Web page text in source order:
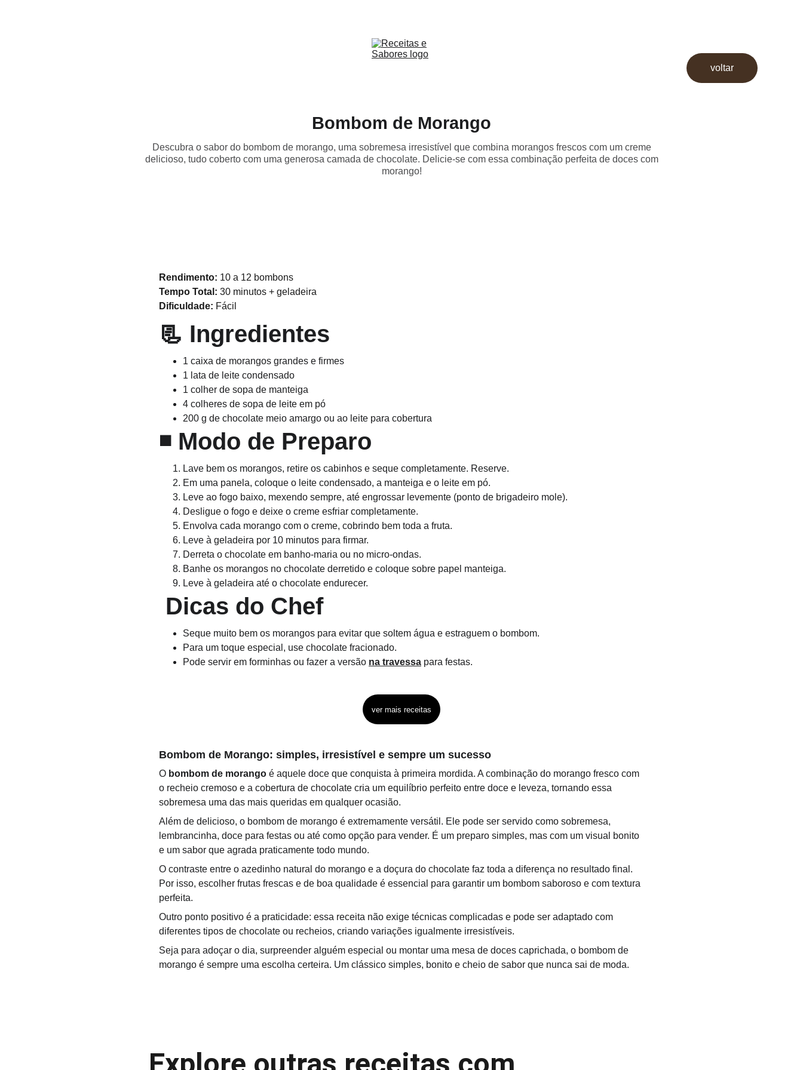
voltar
Bombom de Morango
Descubra o sabor do bombom de morango, uma sobremesa irresistível que combina morangos frescos com um creme
delicioso, tudo coberto com uma generosa camada de chocolate. Delicie-se com essa combinação perfeita de doces com
morango!
Rendimento: 10 a 12 bombons
Tempo Total: 30 minutos + geladeira
Dificuldade: Fácil
📃 Ingredientes
1 caixa de morangos grandes e firmes
1 lata de leite condensado
1 colher de sopa de manteiga
4 colheres de sopa de leite em pó
200 g de chocolate meio amargo ou ao leite para cobertura
◾ Modo de Preparo
Lave bem os morangos, retire os cabinhos e seque completamente. Reserve.
Em uma panela, coloque o leite condensado, a manteiga e o leite em pó.
Leve ao fogo baixo, mexendo sempre, até engrossar levemente (ponto de brigadeiro mole).
Desligue o fogo e deixe o creme esfriar completamente.
Envolva cada morango com o creme, cobrindo bem toda a fruta.
Leve à geladeira por 10 minutos para firmar.
Derreta o chocolate em banho-maria ou no micro-ondas.
Banhe os morangos no chocolate derretido e coloque sobre papel manteiga.
Leve à geladeira até o chocolate endurecer.
Dicas do Chef
Seque muito bem os morangos para evitar que soltem água e estraguem o bombom.
Para um toque especial, use chocolate fracionado.
Pode servir em forminhas ou fazer a versão na travessa para festas.
ver mais receitas
Bombom de Morango: simples, irresistível e sempre um sucesso
O bombom de morango é aquele doce que conquista à primeira mordida. A combinação do morango fresco com
o recheio cremoso e a cobertura de chocolate cria um equilíbrio perfeito entre doce e leveza, tornando essa
sobremesa uma das mais queridas em qualquer ocasião.
Além de delicioso, o bombom de morango é extremamente versátil. Ele pode ser servido como sobremesa,
lembrancinha, doce para festas ou até como opção para vender. É um preparo simples, mas com um visual bonito
e um sabor que agrada praticamente todo mundo.
O contraste entre o azedinho natural do morango e a doçura do chocolate faz toda a diferença no resultado final.
Por isso, escolher frutas frescas e de boa qualidade é essencial para garantir um bombom saboroso e com textura
perfeita.
Outro ponto positivo é a praticidade: essa receita não exige técnicas complicadas e pode ser adaptado com
diferentes tipos de chocolate ou recheios, criando variações igualmente irresistíveis.
Seja para adoçar o dia, surpreender alguém especial ou montar uma mesa de doces caprichada, o bombom de
morango é sempre uma escolha certeira. Um clássico simples, bonito e cheio de sabor que nunca sai de moda.